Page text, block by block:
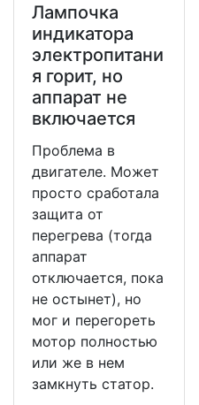
Лампочка
индикатора
электропитани
я горит, но
аппарат не
включается
Проблема в
двигателе. Может
просто сработала
защита от
перегрева (тогда
аппарат
отключается, пока
не остынет), но
мог и перегореть
мотор полностью
или же в нем
замкнуть статор.